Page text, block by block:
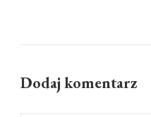
Dodaj komentarz